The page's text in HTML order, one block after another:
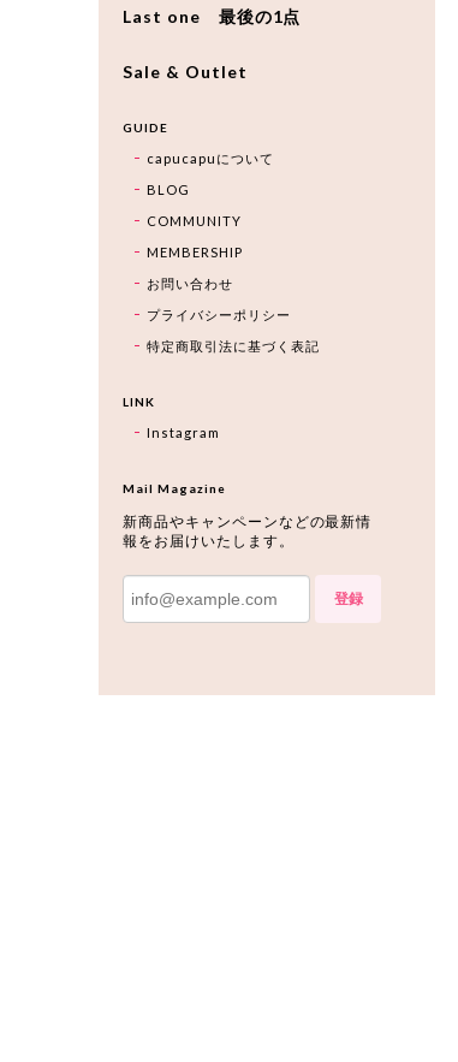
Last one 最後の1点
Sale & Outlet
GUIDE
capucapuについて
BLOG
COMMUNITY
MEMBERSHIP
お問い合わせ
プライバシーポリシー
特定商取引法に基づく表記
LINK
Instagram
Mail Magazine
新商品やキャンペーンなどの最新情
報をお届けいたします。
登録